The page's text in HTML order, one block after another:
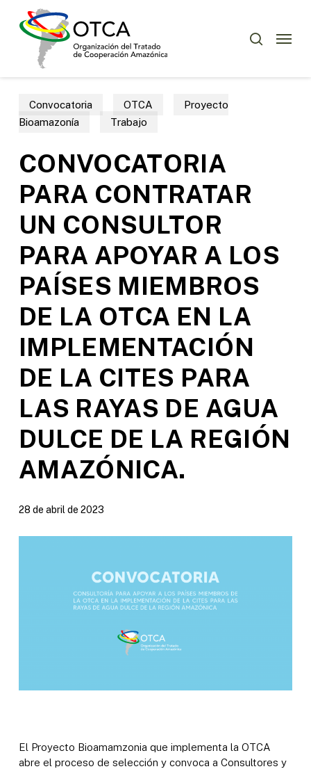
Menu
Convocatoria OTCA
Proyecto
Bioamazonía
Trabajo
CONVOCATORIA
PARA CONTRATAR
UN CONSULTOR
PARA APOYAR A LOS
PAÍSES MIEMBROS
DE LA OTCA EN LA
IMPLEMENTACIÓN
DE LA CITES PARA
LAS RAYAS DE AGUA
DULCE DE LA REGIÓN
AMAZÓNICA.
28 de abril de 2023
El Proyecto Bioamamzonia que implementa la OTCA
abre el proceso de selección y convoca a Consultores y